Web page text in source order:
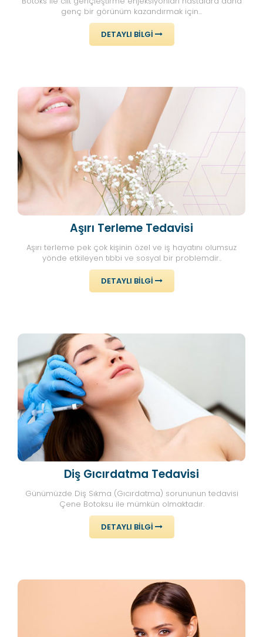
genç bir görünüm kazandırmak için...
DETAYLI BILGI
Aşırı Terleme Tedavisi
Aşırı terleme pek çok kişinin özel ve iş hayatını olumsuz
yönde etkileyen tıbbi ve sosyal bir problemdir..
DETAYLI BILGI
Diş Gıcırdatma Tedavisi
Günümüzde Diş Sıkma (Gıcırdatma) sorununun tedavisi
Çene Botoksu ile mümkün olmaktadır.
DETAYLI BILGI